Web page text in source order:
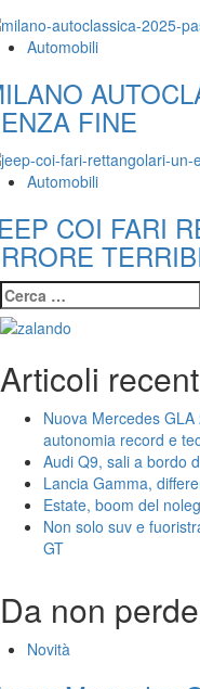
Automobili
FINE
Automobili
COI FARI
Ricerca
per:
Articoli
Nuova Mercedes
autonomia record e
Audi Q9, sali a bordo
Lancia Gamma,
Estate, boom del
Non solo suv e
GT
Da non
Novità